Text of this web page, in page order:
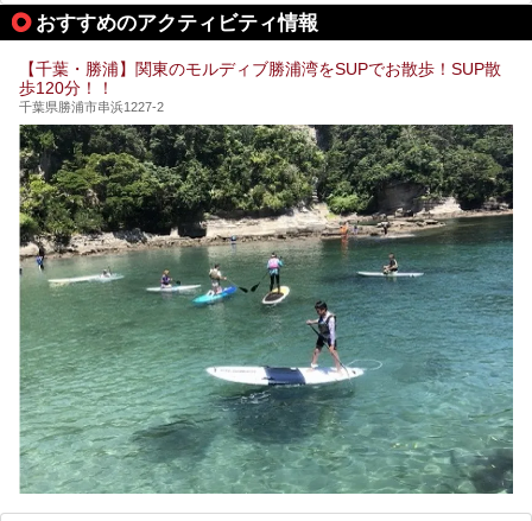
おすすめのアクティビティ情報
【千葉・勝浦】関東のモルディブ勝浦湾をSUPでお散歩！SUP散
歩120分！！
千葉県勝浦市串浜1227-2